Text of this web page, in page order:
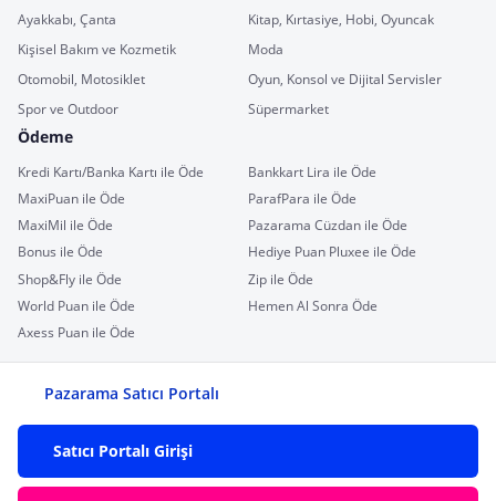
Ayakkabı, Çanta
Kitap, Kırtasiye, Hobi, Oyuncak
Kişisel Bakım ve Kozmetik
Moda
Otomobil, Motosiklet
Oyun, Konsol ve Dijital Servisler
Spor ve Outdoor
Süpermarket
Ödeme
Kredi Kartı/Banka Kartı ile Öde
Bankkart Lira ile Öde
MaxiPuan ile Öde
ParafPara ile Öde
MaxiMil ile Öde
Pazarama Cüzdan ile Öde
Bonus ile Öde
Hediye Puan Pluxee ile Öde
Shop&Fly ile Öde
Zip ile Öde
World Puan ile Öde
Hemen Al Sonra Öde
Axess Puan ile Öde
Pazarama Satıcı Portalı
Satıcı Portalı Girişi